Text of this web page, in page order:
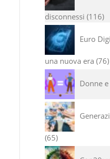
disconnessi 116
Euro
una nuova era 76
Donne
65